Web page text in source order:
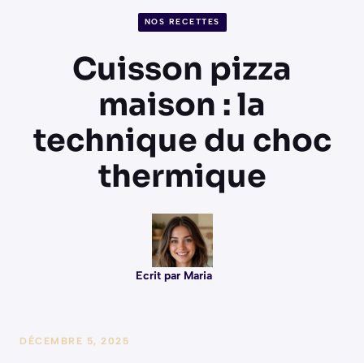
NOS RECETTES
Cuisson pizza
maison : la
technique du choc
thermique
Ecrit par Maria
DÉCEMBRE 5, 2025